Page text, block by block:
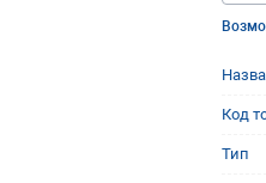
Код
Тип